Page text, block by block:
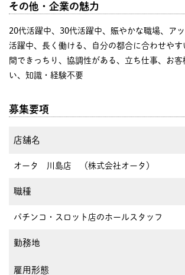
その他・企業の魅力
20代活躍中、30代活躍中、賑やかな職場、ア
活躍中、長く働ける、自分の都合に合わせや
間できっちり、協調性がある、立ち仕事、お客
い、知識・経験不要
募集要項
店舗名
オータ 川島店 （株式会社オータ）
職種
パチンコ・スロット店のホールスタッフ
勤務地
雇用形態